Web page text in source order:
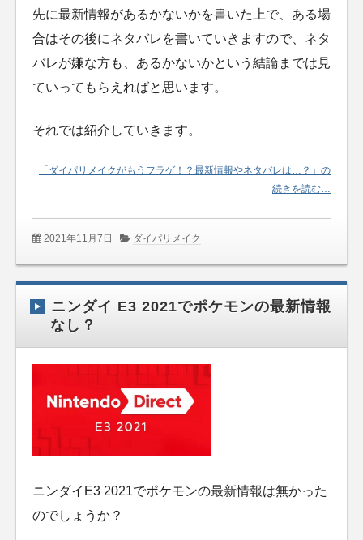
先に最新情報があるかないかを書いた上で、ある場
合はその後にネタバレを書いていきますので、ネタ
バレが嫌な方も、あるかないかという結論までは見
ていってもらえればと思います。
それでは紹介していきます。
「ダイパリメイクがもうフラゲ！？最新情報やネタバレは…？」の
続きを読む…
2021年11月7日 ダイパリメイク
ニンダイ E3 2021でポケモンの最新情報
なし？
ニンダイE3 2021でポケモンの最新情報は無かった
のでしょうか？